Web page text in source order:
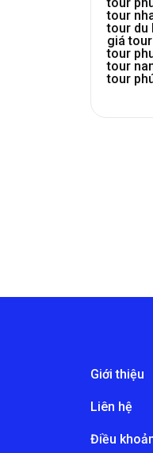
tour
tour du
giá
tour
tour
tour
Giới thiệu
Liên hệ
Điều